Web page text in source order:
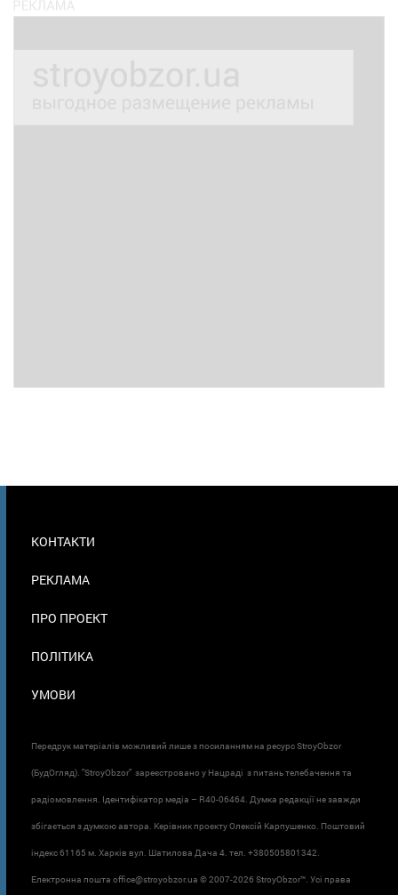
В
КОНТАКТИ
РЕКЛАМА
ПРО ПРОЕКТ
ПОЛІТИКА
УМОВИ
Передрук матеріалів можливий лише з посиланням на ресурс StroyObzor
(БудОгляд). "StroyObzor" зареєстровано у Нацраді з питань телебачення та
радіомовлення. Ідентифікатор медіа – R40-06464. Думка редакції не завжди
збігається з думкою автора. Керівник проєкту Олексій Карпушенко. Поштовий
індекс 61165 м. Харків вул. Шатилова Дача 4. тел. +380505801342.
Електронна пошта office@stroyobzor.ua © 2007-2026 StroyObzor™. Усі права